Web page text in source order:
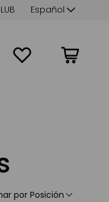
Lenguaje
Español
Mi cesta
por